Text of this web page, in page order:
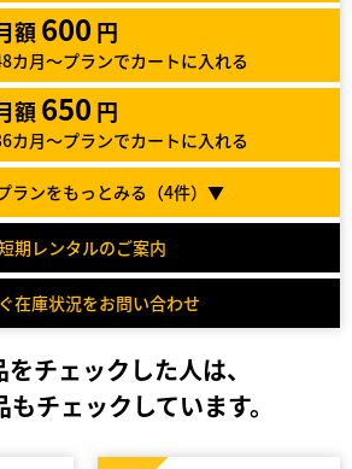
額 600 円
カ月～プランでカートに入れる
額 650 円
カ月～プランでカートに入れる
ランをもっとみる（4件）▼
期レンタルのご案内
在庫状況をお問い合わせ
チェックした人は、
チェックしています。